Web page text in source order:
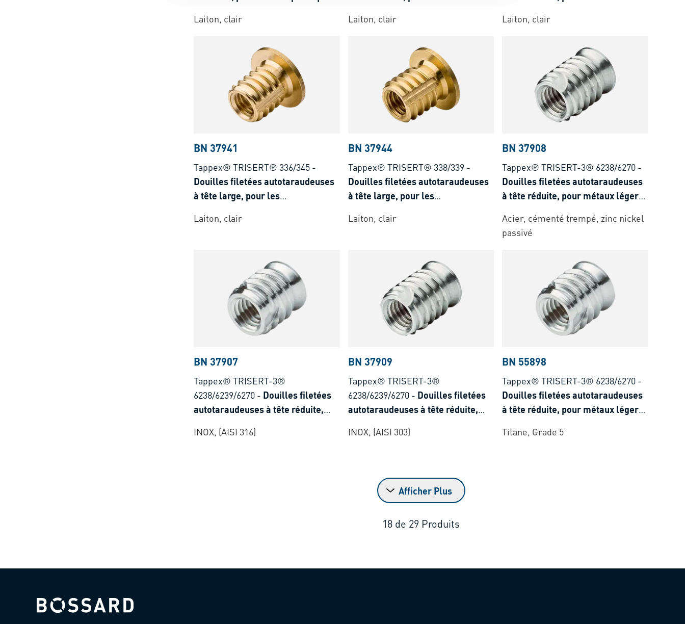
fibres de verre >35%
Laiton, clair
thermoplastiques renforcés de
Laiton, clair
thermoplastiques renforcés de
Laiton, clair
BN 37941
Tappex® TRISERT® 336/345 -
Douilles filetées autotaraudeuses
à tête large, pour les
thermoplastiques renforcés de
Laiton, clair
BN 37944
Tappex® TRISERT® 338/339-
Douilles filetées autotaraudeuses
à tête large, pour les
thermoplastiques renforcés de
Laiton, clair
BN 37908
Tappex® TRISERT-3® 6238/6270 -
Douilles filetées autotaraudeuses
à tête réduite, pour métaux légers,
Acier, cémenté trempé, zinc nickel
passivé
BN 37907
Tappex® TRISERT-3®
6238/6239/6270 - Douilles filetées
autotaraudeuses à tête réduite,
duroplastiques
INOX, (AISI 316)
BN 37909
Tappex® TRISERT-3®
6238/6239/6270- Douilles filetées
autotaraudeuses à tête réduite,
duroplastiques
INOX, (AISI 303)
BN 55898
Tappex® TRISERT-3® 6238/6270 -
Douilles filetées autotaraudeuses
à tête réduite, pour métaux légers,
Titane, Grade 5
Afficher Plus
18 de 29 Produits
Bossard homepage